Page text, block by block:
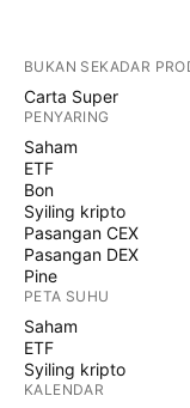
BUKAN SEKADAR
Carta Super
PENYARING
Saham
ETF
Bon
Syiling kripto
Pasangan CEX
Pasangan DEX
Pine
PETA SUHU
Saham
ETF
Syiling kripto
KALENDAR